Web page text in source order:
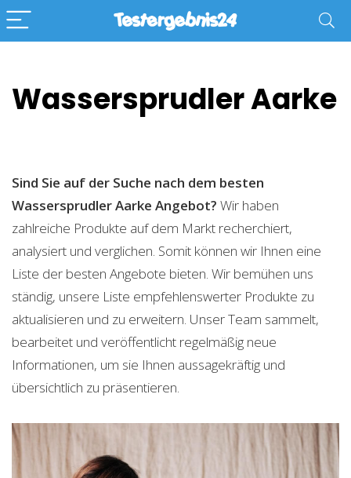
Wassersprudler Aarke
Sind Sie auf der Suche nach dem besten
Wassersprudler Aarke Angebot? Wir haben
zahlreiche Produkte auf dem Markt recherchiert,
analysiert und verglichen. Somit können wir Ihnen eine
Liste der besten Angebote bieten. Wir bemühen uns
ständig, unsere Liste empfehlenswerter Produkte zu
aktualisieren und zu erweitern. Unser Team sammelt,
bearbeitet und veröffentlicht regelmäßig neue
Informationen, um sie Ihnen aussagekräftig und
übersichtlich zu präsentieren.